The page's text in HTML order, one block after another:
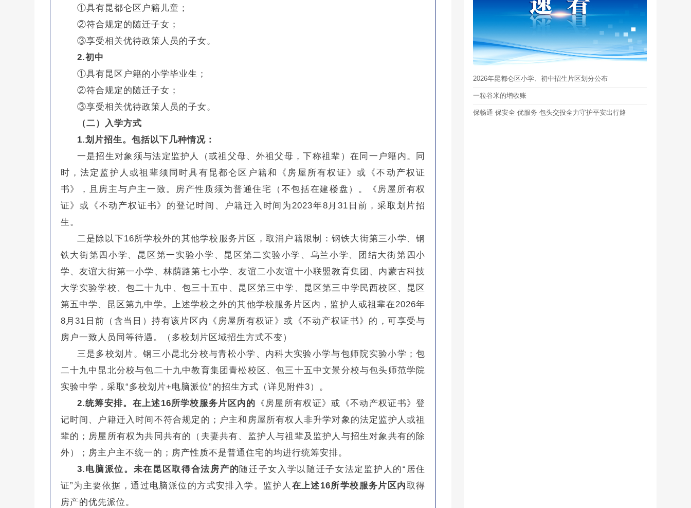
①具有昆都仑区户籍儿童；
②符合规定的随迁子女；
③享受相关优待政策人员的子女。
2.初中
①具有昆区户籍的小学毕业生；
②符合规定的随迁子女；
③享受相关优待政策人员的子女。
（二）入学方式
1.划片招生。包括以下几种情况：
一是招生对象须与法定监护人（或祖父母、外祖父母，下称祖辈）在同一户籍内。同
时，法定监护人或祖辈须同时具有昆都仑区户籍和《房屋所有权证》或《不动产权证
书》，且房主与户主一致。房产性质须为普通住宅（不包括在建楼盘）。《房屋所有权
证》或《不动产权证书》的登记时间、户籍迁入时间为2023年8月31日前，采取划片招
生。
二是除以下16所学校外的其他学校服务片区，取消户籍限制：钢铁大街第三小学、钢
铁大街第四小学、昆区第一实验小学、昆区第二实验小学、乌兰小学、团结大街第四小
学、友谊大街第一小学、林荫路第七小学、友谊二小友谊十小联盟教育集团、内蒙古科技
大学实验学校、包二十九中、包三十五中、昆区第三中学、昆区第三中学民西校区、昆区
第五中学、昆区第九中学。上述学校之外的其他学校服务片区内，监护人或祖辈在2026年
8月31日前（含当日）持有该片区内《房屋所有权证》或《不动产权证书》的，可享受与
房户一致人员同等待遇。（多校划片区域招生方式不变）
三是多校划片。钢三小昆北分校与青松小学、内科大实验小学与包师院实验小学；包
二十九中昆北分校与包二十九中教育集团青松校区、包三十五中文景分校与包头师范学院
实验中学，采取“多校划片+电脑派位”的招生方式（详见附件3）。
2.统筹安排。在上述16所学校服务片区内的 《房屋所有权证》或《不动产权证书》登
记时间、户籍迁入时间不符合规定的；户主和房屋所有权人非升学对象的法定监护人或祖
辈的；房屋所有权为共同共有的（夫妻共有、监护人与祖辈及监护人与招生对象共有的除
外）；房主户主不统一的；房产性质不是普通住宅的均进行统筹安排。
3.电脑派位。未在昆区取得合法房产的随迁子女入学以随迁子女法定监护人的“居住
证”为主要依据，通过电脑派位的方式安排入学。监护人 在上述16所学校服务片区内取得
房产的优先派位。
2026年昆都仑区小学、初中招生片区划分公布
一粒谷米的增收账
保畅通 保安全 优服务 包头交投全力守护平安出行路